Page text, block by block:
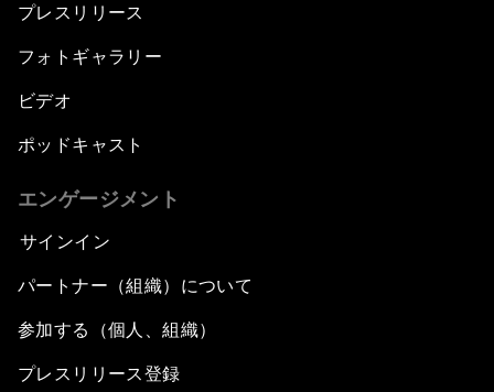
プレスリリース
フォトギャラリー
ビデオ
ポッドキャスト
エンゲージメント
サインイン
パートナー（組織）について
参加する（個人、組織）
プレスリリース登録